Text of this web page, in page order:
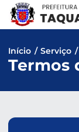
Pular
para
conteúdo
Início / Serviço /
Termos